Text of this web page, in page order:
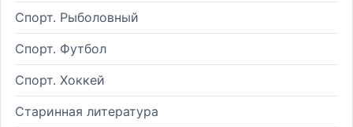
Спорт. Рыболовный
Спорт. Футбол
Спорт. Хоккей
Старинная литература